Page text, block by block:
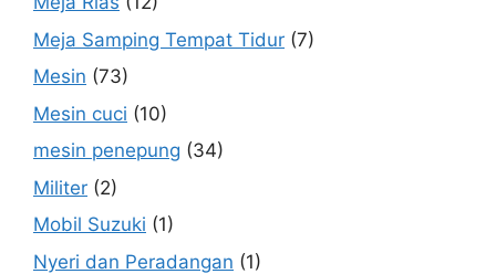
Meja Samping Tempat Tidur (7)
Mesin (73)
Mesin cuci (10)
mesin penepung (34)
Militer (2)
Mobil Suzuki (1)
Nyeri dan Peradangan (1)